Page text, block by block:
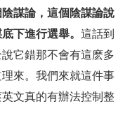
謀論，這個陰謀論說
下進行選舉。 這話到
它錯那不會有這麽多
來。我們來就這件事
文真的有辦法控制整